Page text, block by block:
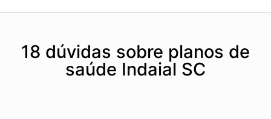
18 dúvidas sobre planos de
saúde Indaial SC